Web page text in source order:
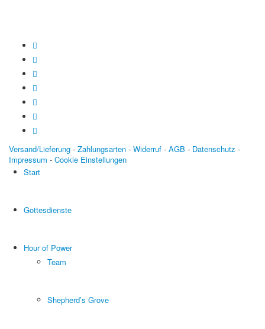
Versand/Lieferung - Zahlungsarten - Widerruf - AGB - Datenschutz -
Impressum - Cookie Einstellungen
Start
Gottesdienste
Hour of Power
Team
Shepherd’s Grove